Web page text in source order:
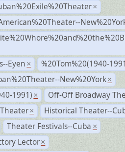
×
Eyen × %20Tom%20(1940-
New%20York ×
1991) × Off-Off Broadway
× Historical Theater--
Theater Festivals--Cuba ×
Lector ×